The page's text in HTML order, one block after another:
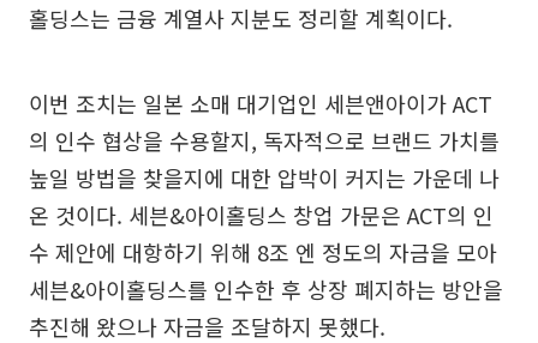
홀딩스는 금융 계열사 지분도 정리할 계획이다.
이번 조치는 일본 소매 대기업인 세븐앤아이가 ACT
의 인수 협상을 수용할지, 독자적으로 브랜드 가치를
높일 방법을 찾을지에 대한 압박이 커지는 가운데 나
온 것이다. 세븐&아이홀딩스 창업 가문은 ACT의 인
수 제안에 대항하기 위해 8조 엔 정도의 자금을 모아
세븐&아이홀딩스를 인수한 후 상장 폐지하는 방안을
추진해 왔으나 자금을 조달하지 못했다.